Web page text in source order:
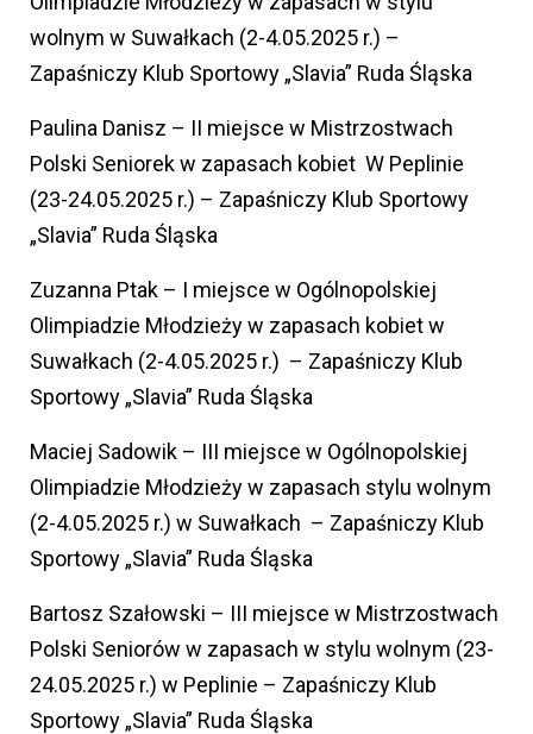
wolnym w Suwałkach (2-4.05.2025 r.) –
Zapaśniczy Klub Sportowy „Slavia” Ruda Śląska
Paulina Danisz – II miejsce w Mistrzostwach
Polski Seniorek w zapasach kobiet W Peplinie
(23-24.05.2025 r.) – Zapaśniczy Klub Sportowy
„Slavia” Ruda Śląska
Zuzanna Ptak – I miejsce w Ogólnopolskiej
Olimpiadzie Młodzieży w zapasach kobiet w
Suwałkach (2-4.05.2025 r.) – Zapaśniczy Klub
Sportowy „Slavia” Ruda Śląska
Maciej Sadowik – III miejsce w Ogólnopolskiej
Olimpiadzie Młodzieży w zapasach stylu wolnym
(2-4.05.2025 r.) w Suwałkach – Zapaśniczy Klub
Sportowy „Slavia” Ruda Śląska
Bartosz Szałowski – III miejsce w Mistrzostwach
Polski Seniorów w zapasach w stylu wolnym (23-
24.05.2025 r.) w Peplinie – Zapaśniczy Klub
Sportowy „Slavia” Ruda Śląska